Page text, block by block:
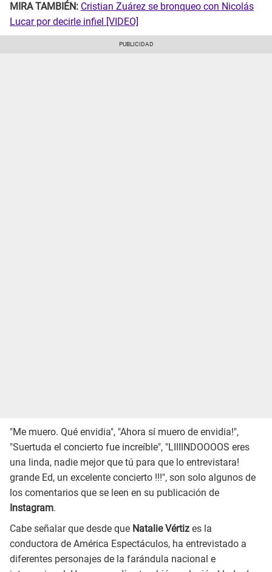
MIRA TAMBIÉN: Cristian Zuárez se bronqueo con Nicolás
Lucar por decirle infiel [VIDEO]
"Me muero. Qué envidia", "Ahora sí muero de envidia!",
"Suertuda el concierto fue increíble", "LIIIINDOOOOS eres
una linda, nadie mejor que tú para que lo entrevistara!
grande Ed, un excelente concierto !!!", son solo algunos de
los comentarios que se leen en su publicación de
Instagram.
Cabe señalar que desde que Natalie Vértiz es la
conductora de América Espectáculos, ha entrevistado a
diferentes personajes de la farándula nacional e